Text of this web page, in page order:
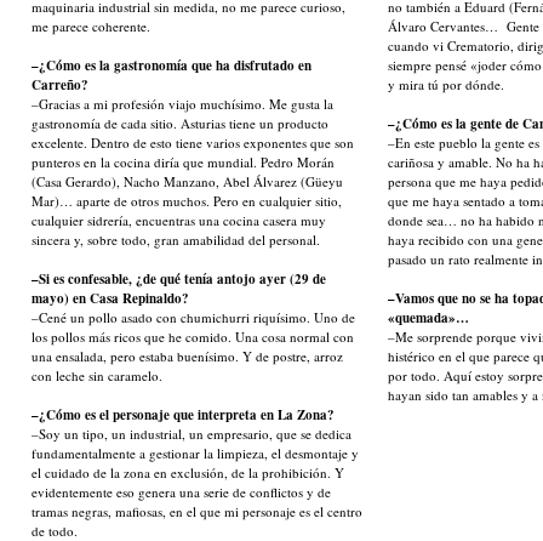
maquinaria industrial sin medida, no me parece curioso,
me parece coherente.
–¿Cómo es la gastronomía que ha disfrutado en
Carreño?
–Gracias a mi profesión viajo muchísimo. Me gusta la
gastronomía de cada sitio. Asturias tiene un producto
excelente. Dentro de esto tiene varios exponentes que son
punteros en la cocina diría que mundial. Pedro Morán
(Casa Gerardo), Nacho Manzano, Abel Álvarez (Güeyu
Mar)… aparte de otros muchos. Pero en cualquier sitio,
cualquier sidrería, encuentras una cocina casera muy
sincera y, sobre todo, gran amabilidad del personal.
–Si es confesable, ¿de qué tenía antojo ayer (29 de
mayo) en Casa Repinaldo?
–Cené un pollo asado con chumichurri riquísimo. Uno de
los pollos más ricos que he comido. Una cosa normal con
una ensalada, pero estaba buenísimo. Y de postre, arroz
con leche sin caramelo.
–¿Cómo es el personaje que interpreta en La Zona?
–Soy un tipo, un industrial, un empresario, que se dedica
fundamentalmente a gestionar la limpieza, el desmontaje y
el cuidado de la zona en exclusión, de la prohibición. Y
evidentemente eso genera una serie de conflictos y de
tramas negras, mafiosas, en el que mi personaje es el centro
de todo.
no también a Eduard
Álvaro Cervantes… Gente
cuando vi Crematorio,
siempre pensé «joder
y mira tú por dónde.
–¿Cómo es la gente de
–En este pueblo la gente
cariñosa y amable. No ha
persona que me haya
que me haya sentado a
donde sea… no ha habido
haya recibido con una
pasado un rato realmente
–Vamos que no se ha
«quemada»…
–Me sorprende porque
histérico en el que parece
por todo. Aquí estoy
hayan sido tan amables y